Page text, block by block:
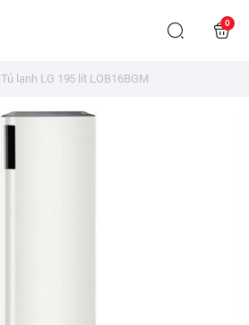
0
Tủ lạnh LG 195 lít LOB16BGM